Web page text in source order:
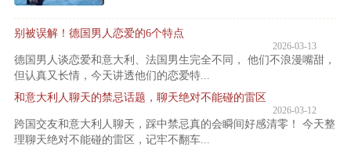
别被误解！德国男人恋爱的6个特点
2026-03-13
德国男人谈恋爱和意大利、法国男生完全不同， 他们不浪漫嘴甜，
但认真又长情，今天讲透他们的恋爱特...
和意大利人聊天的禁忌话题，聊天绝对不能碰的雷区
2026-03-12
跨国交友和意大利人聊天，踩中禁忌真的会瞬间好感清零！ 今天整
理聊天绝对不能碰的雷区，记牢不翻车...